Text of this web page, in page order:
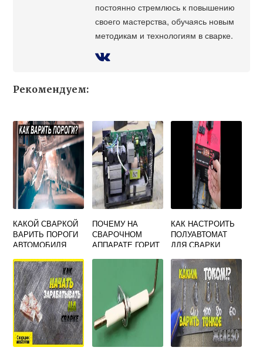
постоянно стремлюсь к повышению
своего мастерства, обучаясь новым
методикам и технологиям в сварке.
Рекомендуем:
КАКОЙ СВАРКОЙ
ВАРИТЬ ПОРОГИ
АВТОМОБИЛЯ
ПОЧЕМУ НА
СВАРОЧНОМ
АППАРАТЕ ГОРИТ
КАК НАСТРОИТЬ
ПОЛУАВТОМАТ
ДЛЯ СВАРКИ